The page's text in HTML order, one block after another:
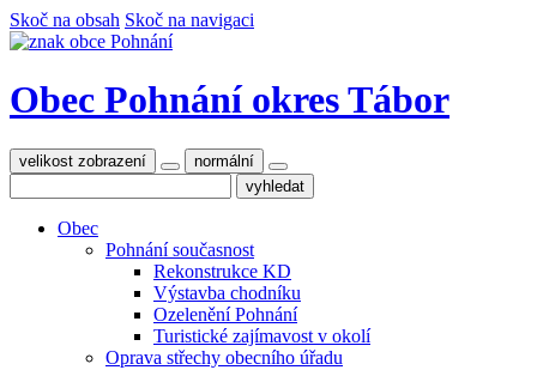
Skoč na obsah Skoč na navigaci
Obec Pohnání okres Tábor
velikost zobrazení normální
Obec
Pohnání současnost
Rekonstrukce KD
Výstavba chodníku
Ozelenění Pohnání
Turistické zajímavost v okolí
Oprava střechy obecního úřadu